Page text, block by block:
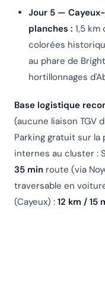
Jour 5 —
planches : 1,5
colorées
au phare de
hortillonnages
Base logistique
(aucune liaison TGV
Parking gratuit sur
internes au cluster :
35 min route (via
traversable en
(Cayeux) : 12 km / 15